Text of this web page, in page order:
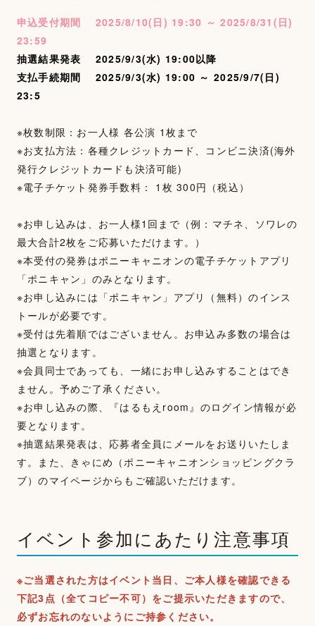
申込受付期間 2025/8/10(日) 19:30 ～ 2025/8/31(日)
23:59
抽選結果発表 2025/9/3(水) 19:00以降
支払手続期間 2025/9/3(水) 19:00 ～ 2025/9/7(日)
23:5
※枚数制限：お一人様 各公演 1枚まで
※お支払方法：各種クレジットカード、コンビニ決済(海外
発行クレジットカードも決済可能)
※電子チケット発券手数料： 1枚 300円（税込）
※お申し込みは、お一人様1回まで（例：マチネ、ソワレの
最大合計2枚をご応募いただけます。）
※本受付の発券はポニーキャニオンの電子チケットアプリ
「ポニキャン」のみとなります。
※お申し込みには「ポニキャン」アプリ（無料）のインス
トールが必要です。
※受付は先着順ではございません。お申込み多数の場合は
抽選となります。
※会員同士であっても、一緒にお申し込みすることはでき
ません。予めご了承ください。
※お申し込みの際、『はるもえroom』のログイン情報が必
要となります。
※抽選結果発表は、応募者全員にメールをお送りいたしま
す。また、きゃにめ（ポニーキャニオンショッピングクラ
ブ）のマイページからもご確認いただけます。
イベント参加にあたり注意事項
※ご当選された方はイベント当日、ご本人様を確認できる
下記3点（全てコピー不可）をご提示いただきますので、
必ずお忘れのないようにご持参ください。